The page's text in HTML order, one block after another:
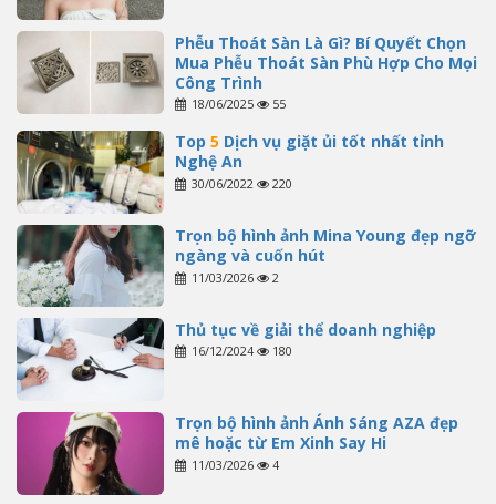
Phễu Thoát Sàn Là Gì? Bí Quyết Chọn
Mua Phễu Thoát Sàn Phù Hợp Cho Mọi
Công Trình
18/06/2025 55
Top 5 Dịch vụ giặt ủi tốt nhất tỉnh
Nghệ An
30/06/2022 220
Trọn bộ hình ảnh Mina Young đẹp ngỡ
ngàng và cuốn hút
11/03/2026 2
Thủ tục về giải thể doanh nghiệp
16/12/2024 180
Trọn bộ hình ảnh Ánh Sáng AZA đẹp
mê hoặc từ Em Xinh Say Hi
11/03/2026 4